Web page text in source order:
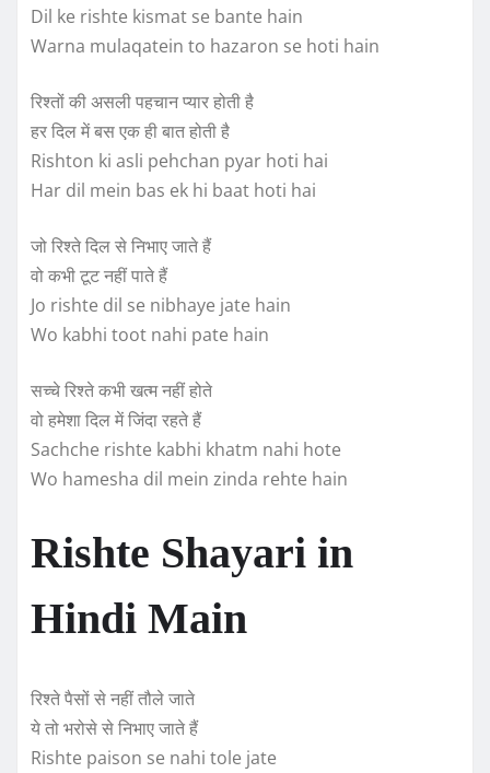
Dil ke rishte kismat se bante hain
Warna mulaqatein to hazaron se hoti hain
रिश्तों की असली पहचान प्यार होती है
हर दिल में बस एक ही बात होती है
Rishton ki asli pehchan pyar hoti hai
Har dil mein bas ek hi baat hoti hai
जो रिश्ते दिल से निभाए जाते हैं
वो कभी टूट नहीं पाते हैं
Jo rishte dil se nibhaye jate hain
Wo kabhi toot nahi pate hain
सच्चे रिश्ते कभी खत्म नहीं होते
वो हमेशा दिल में जिंदा रहते हैं
Sachche rishte kabhi khatm nahi hote
Wo hamesha dil mein zinda rehte hain
Rishte Shayari in
Hindi Main
रिश्ते पैसों से नहीं तौले जाते
ये तो भरोसे से निभाए जाते हैं
Rishte paison se nahi tole jate